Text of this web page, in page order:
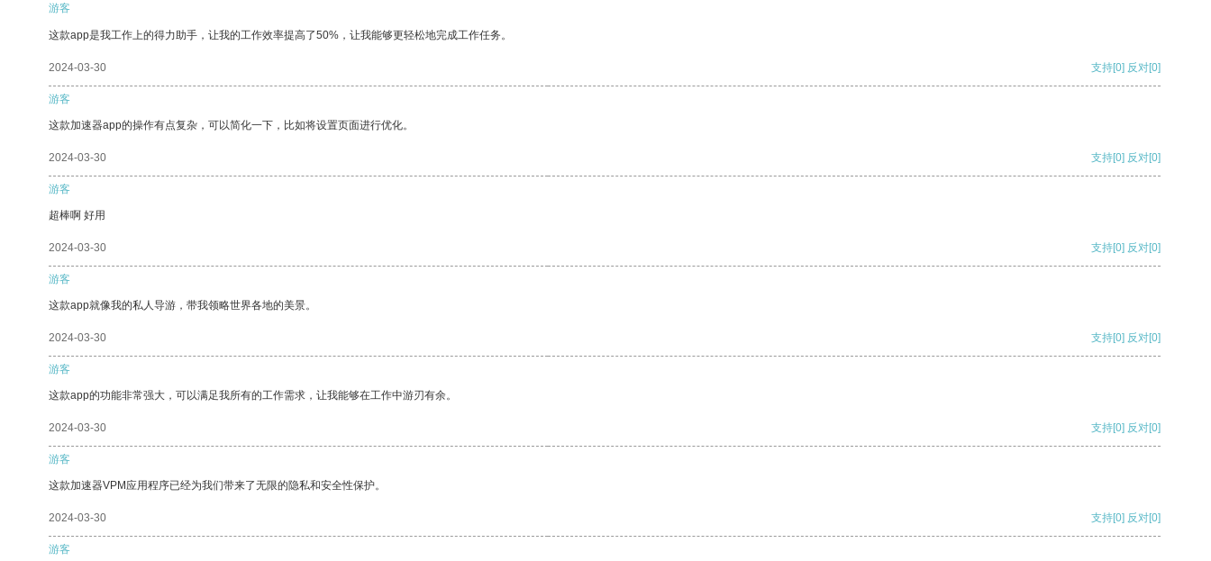
游客
这款app是我工作上的得力助手，让我的工作效率提高了50%，让我能够更轻松地完成工作任务。
2024-03-30 支持[0] 反对[0]
游客
这款加速器app的操作有点复杂，可以简化一下，比如将设置页面进行优化。
2024-03-30 支持[0] 反对[0]
游客
超棒啊 好用
2024-03-30 支持[0] 反对[0]
游客
这款app就像我的私人导游，带我领略世界各地的美景。
2024-03-30 支持[0] 反对[0]
游客
这款app的功能非常强大，可以满足我所有的工作需求，让我能够在工作中游刃有余。
2024-03-30 支持[0] 反对[0]
游客
这款加速器VPM应用程序已经为我们带来了无限的隐私和安全性保护。
2024-03-30 支持[0] 反对[0]
游客